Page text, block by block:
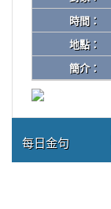
時間：
地點：
簡介：
每日金句